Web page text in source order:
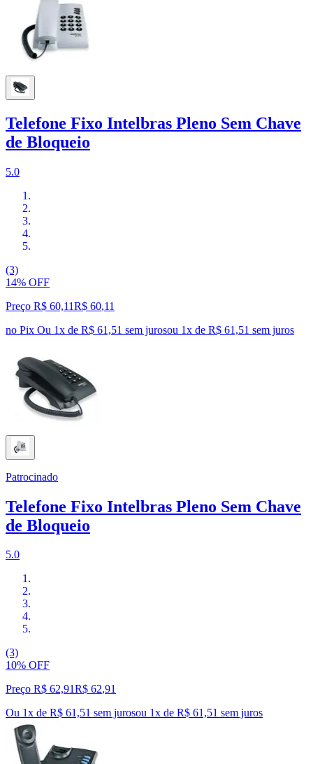
Telefone Fixo Intelbras Pleno Sem Chave
de Bloqueio
5.0
(3)
14% OFF
Preço R$ 60,11R$ 60,11
no Pix Ou 1x de R$ 61,51 sem jurosou 1x de R$ 61,51 sem juros
Patrocinado
Telefone Fixo Intelbras Pleno Sem Chave
de Bloqueio
5.0
(3)
10% OFF
Preço R$ 62,91R$ 62,91
Ou 1x de R$ 61,51 sem jurosou 1x de R$ 61,51 sem juros